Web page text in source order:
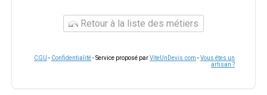
Retour à la liste des métiers
CGU - Confidentialité- Service proposé parViteUnDevis.com -Vous êtes un
artisan ?